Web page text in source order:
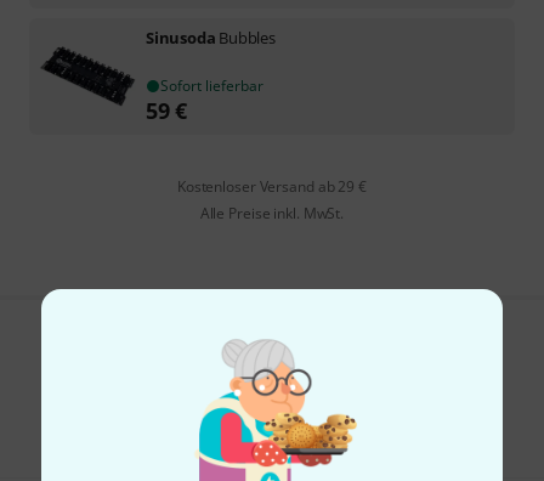
Sinusoda Bubbles
Sofort lieferbar
59€
Kostenloser Versand ab 29 €
Alle Preise inkl. MwSt.
Gefällt Ihnen, was Sie sehen?
Teilen Hilfe & Feedback